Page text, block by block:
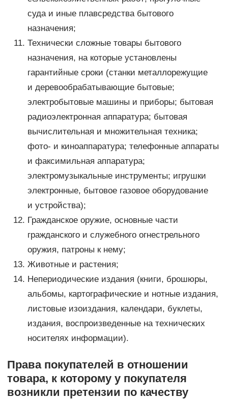
суда и иные плавсредства бытового
назначения;
Технически сложные товары бытового
назначения, на которые установлены
гарантийные сроки (станки металлорежущие
и деревообрабатывающие бытовые;
электробытовые машины и приборы; бытовая
радиоэлектронная аппаратура; бытовая
вычислительная и множительная техника;
фото- и киноаппаратура; телефонные аппараты
и факсимильная аппаратура;
электромузыкальные инструменты; игрушки
электронные, бытовое газовое оборудование
и устройства);
Гражданское оружие, основные части
гражданского и служебного огнестрельного
оружия, патроны к нему;
Животные и растения;
Непериодические издания (книги, брошюры,
альбомы, картографические и нотные издания,
листовые изоиздания, календари, буклеты,
издания, воспроизведенные на технических
носителях информации).
Права покупателей в отношении
товара, к которому у покупателя
возникли претензии по качеству